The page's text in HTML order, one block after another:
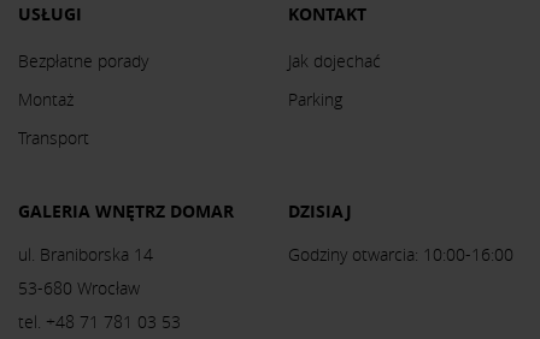
USŁUGI
Bezpłatne porady
Montaż
Transport
KONTAKT
Jak dojechać
Parking
GALERIA WNĘTRZ DOMAR
ul. Braniborska 14
53-680 Wrocław
tel. +48 71 781 03 53
DZISIAJ
Godziny otwarcia: 10:00-16:00